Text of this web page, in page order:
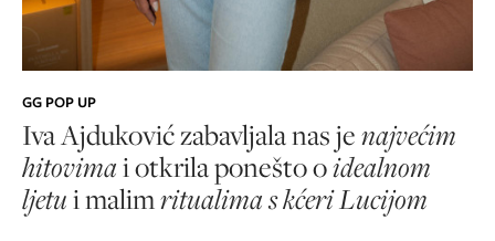
GG POP UP
Iva Ajduković zabavljala nas jenajvećim
hitovimai otkrila ponešto oidealnom
ljetui malimritualima s kćeri Lucijom